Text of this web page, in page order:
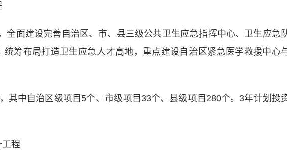
面建设完善自治区、市、县三级公共卫生应急指挥中心、卫生应急
筹布局打造卫生应急人才高地，重点建设自治区紧急医学救援中心
中自治区级项目5个、市级项目33个、县级项目280个。3年计划投
程